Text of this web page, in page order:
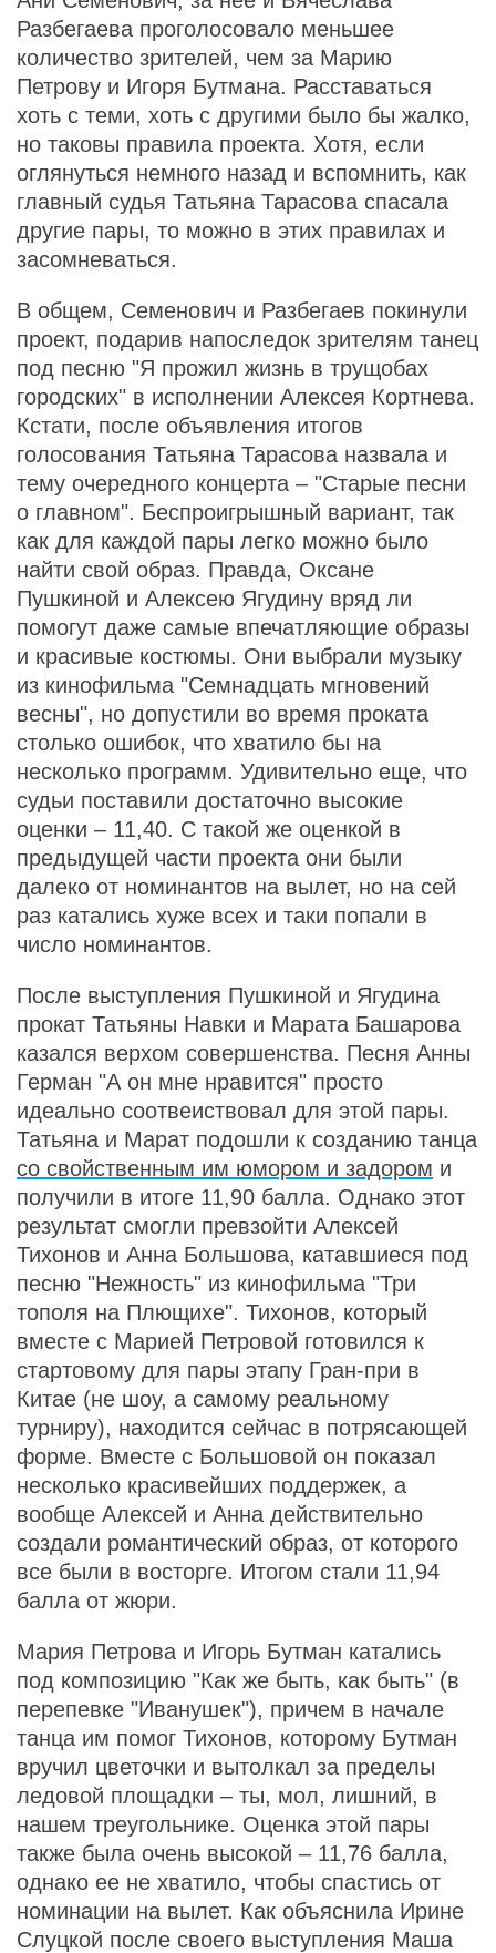
Разбегаева проголосовало меньшее
количество зрителей, чем за Марию
Петрову и Игоря Бутмана. Расставаться
хоть с теми, хоть с другими было бы жалко,
но таковы правила проекта. Хотя, если
оглянуться немного назад и вспомнить, как
главный судья Татьяна Тарасова спасала
другие пары, то можно в этих правилах и
засомневаться.
В общем, Семенович и Разбегаев покинули
проект, подарив напоследок зрителям танец
под песню "Я прожил жизнь в трущобах
городских" в исполнении Алексея Кортнева.
Кстати, после объявления итогов
голосования Татьяна Тарасова назвала и
тему очередного концерта – "Старые песни
о главном". Беспроигрышный вариант, так
как для каждой пары легко можно было
найти свой образ. Правда, Оксане
Пушкиной и Алексею Ягудину вряд ли
помогут даже самые впечатляющие образы
и красивые костюмы. Они выбрали музыку
из кинофильма "Семнадцать мгновений
весны", но допустили во время проката
столько ошибок, что хватило бы на
несколько программ. Удивительно еще, что
судьи поставили достаточно высокие
оценки – 11,40. С такой же оценкой в
предыдущей части проекта они были
далеко от номинантов на вылет, но на сей
раз катались хуже всех и таки попали в
число номинантов.
После выступления Пушкиной и Ягудина
прокат Татьяны Навки и Марата Башарова
казался верхом совершенства. Песня Анны
Герман "А он мне нравится" просто
идеально соотвеиствовал для этой пары.
Татьяна и Марат подошли к созданию танца
со свойственным им юмором и задором и
получили в итоге 11,90 балла. Однако этот
результат смогли превзойти Алексей
Тихонов и Анна Большова, катавшиеся под
песню "Нежность" из кинофильма "Три
тополя на Плющихе". Тихонов, который
вместе с Марией Петровой готовился к
стартовому для пары этапу Гран-при в
Китае (не шоу, а самому реальному
турниру), находится сейчас в потрясающей
форме. Вместе с Большовой он показал
несколько красивейших поддержек, а
вообще Алексей и Анна действительно
создали романтический образ, от которого
все были в восторге. Итогом стали 11,94
балла от жюри.
Мария Петрова и Игорь Бутман катались
под композицию "Как же быть, как быть" (в
перепевке "Иванушек"), причем в начале
танца им помог Тихонов, которому Бутман
вручил цветочки и вытолкал за пределы
ледовой площадки – ты, мол, лишний, в
нашем треугольнике. Оценка этой пары
также была очень высокой – 11,76 балла,
однако ее не хватило, чтобы спастись от
номинации на вылет. Как объяснила Ирине
Слуцкой после своего выступления Маша